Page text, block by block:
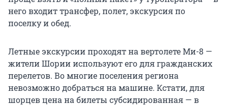
него входит трансфер, полет, экскурсия по
поселку и обед.
Летные экскурсии проходят на вертолете Ми-8 —
жители Шории используют его для гражданских
перелетов. Во многие поселения региона
невозможно добраться на машине. Кстати, для
шорцев цена на билеты субсидированная — в